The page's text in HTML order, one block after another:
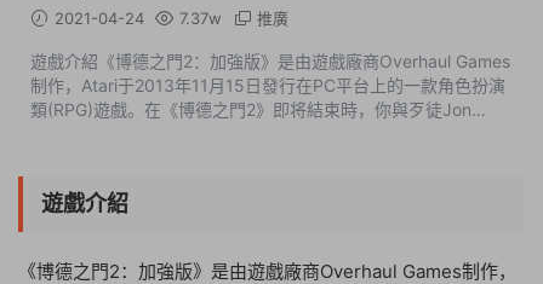
2021-04-24 7.37w 推廣
遊戲介紹《博德之門2：加強版》是由遊戲廠商Overhaul Games
制作，Atari于2013年11月15日發行在PC平台上的一款角色扮演
類(RPG)遊戲。在《博德之門2》即将結束時，你與歹徒Jon
遊戲介紹
《博德之門2：加強版》是由遊戲廠商Overhaul Games制作，